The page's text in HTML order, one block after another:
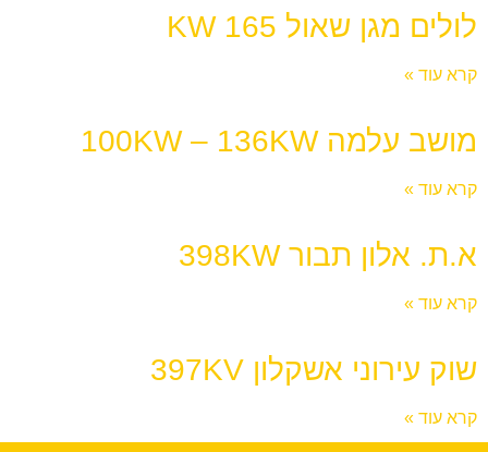
לולים מגן שאול 165 KW
קרא עוד »
מושב עלמה 100KW – 136KW
קרא עוד »
א.ת. אלון תבור 398KW
קרא עוד »
שוק עירוני אשקלון 397KV
קרא עוד »